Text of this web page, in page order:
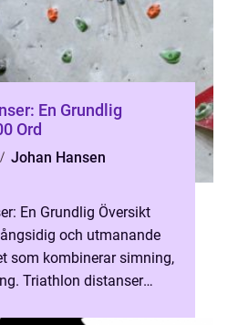
En Grundlig
Ord
Johan Hansen
En Grundlig Översikt
och utmanande
som kombinerar simning,
Triathlon distanser